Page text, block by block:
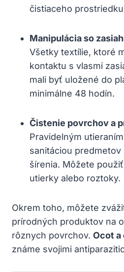
čistiaceho
Manipulácia so
Všetky textílie, ktoré
kontaktu s vlasmi
mali byť uložené do
minimálne 48 hodín.
Čistenie povrchov a
Pravidelným
sanitáciou
šírenia. Môžete
utierky alebo roztoky.
Okrem toho, môžete
prírodných produktov na
rôznych povrchov. Ocot a
známe svojimi